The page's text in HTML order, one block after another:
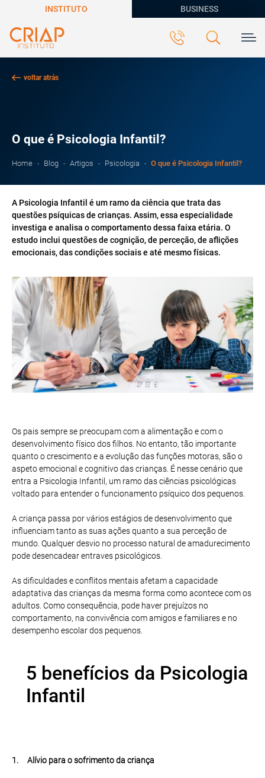
INSTITUTO BUSINESS
voltar atrás
O que é Psicologia Infantil?
Home Blog Artigos Psicologia O que é Psicologia Infantil?
A Psicologia Infantil é um ramo da ciência que trata das
questões psíquicas de crianças. Assim, essa especialidade
investiga e analisa o comportamento dessa faixa etária. O
estudo inclui questões de cognição, de perceção, de aflições
emocionais, das condições sociais e até mesmo físicas.
Os pais sempre se preocupam com a alimentação e com o
desenvolvimento físico dos filhos. No entanto, tão importante
quanto o crescimento e a evolução das funções motoras, são o
aspeto emocional e cognitivo das crianças. É nesse cenário que
entra a Psicologia Infantil, um ramo das ciências psicológicas
voltado para entender o funcionamento psíquico dos pequenos.
A criança passa por vários estágios de desenvolvimento que
influenciam tanto as suas ações quanto a sua perceção de
mundo. Qualquer desvio no processo natural de amadurecimento
pode desencadear entraves psicológicos.
As dificuldades e conflitos mentais afetam a capacidade
adaptativa das crianças da mesma forma como acontece com os
adultos. Como consequência, pode haver prejuízos no
comportamento, na convivência com amigos e familiares e no
desempenho escolar dos pequenos.
5 benefícios da Psicologia
Infantil
1. Alívio para o sofrimento da criança